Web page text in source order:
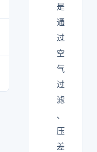
是
通
过
空
气
过
滤
、
压
差